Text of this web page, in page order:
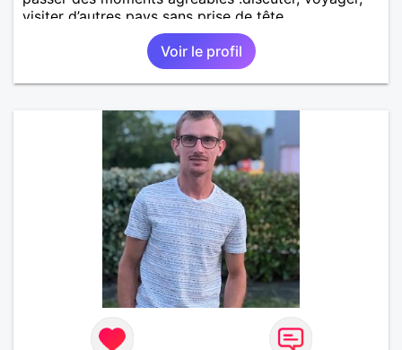
visiter d’autres pays sans prise de tête.
Voir le profil